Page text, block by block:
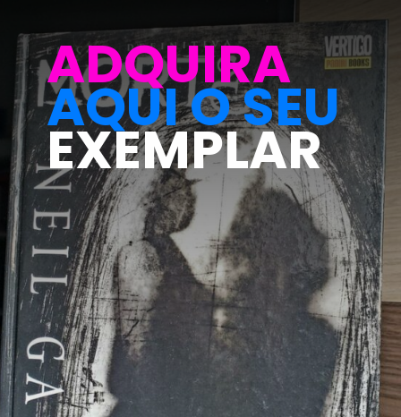
ADQUIRA
AQUI O SEU
EXEMPLAR